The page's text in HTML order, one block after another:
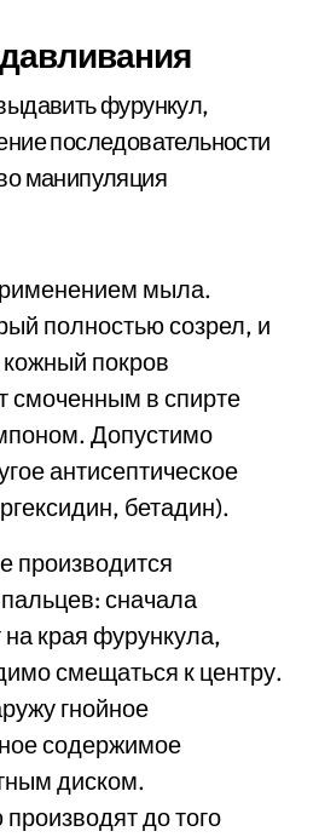
фурункул,
последовательности
манипуляция
мыла.
полностью созрел, и
покров
смоченным в спирте
Допустимо
антисептическое
бетадин).
производится
сначала
края фурункула,
смещаться к центру.
гнойное
содержимое
диском.
до того